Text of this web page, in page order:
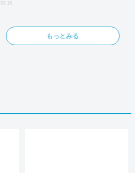
もっとみる